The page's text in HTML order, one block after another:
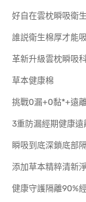
好自在雲枕瞬吸衛
誰説衛生棉厚才能
革新升級雲枕瞬吸
草本健康棉
挑戰0漏+0黏*+遠
3重防漏經期健康
瞬吸到底深鎖底部
添加草本精粹清新
健康守護隔離90%